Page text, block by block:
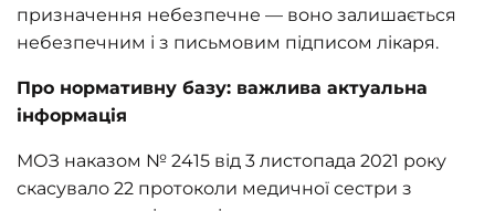
призначення небезпечне — воно залишається
небезпечним і з письмовим підписом лікаря.
Про нормативну базу: важлива актуальна
інформація
МОЗ наказом № 2415 від 3 листопада 2021 року
скасувало 22 протоколи медичної сестри з